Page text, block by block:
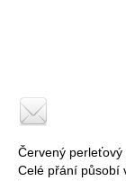
Červený
Celé přání působí